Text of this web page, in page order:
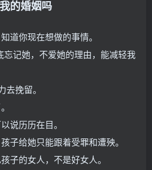
的婚姻吗
道你现在想做的事情。
记她，不爱她的理由，能减轻我
挽留。
说历历在目。
子给她只能跟着受罪和遭殃。
子的女人，不是好女人。